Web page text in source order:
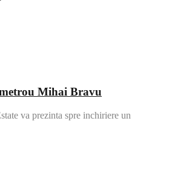
Mihai Bravu
va prezinta spre inchiriere un